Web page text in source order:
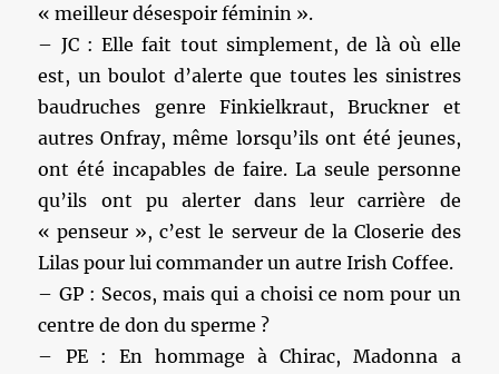
« meilleur désespoir féminin ».
– JC : Elle fait tout simplement, de là où elle
est, un boulot d’alerte que toutes les sinistres
baudruches genre Finkielkraut, Bruckner et
autres Onfray, même lorsqu’ils ont été jeunes,
ont été incapables de faire. La seule personne
qu’ils ont pu alerter dans leur carrière de
« penseur », c’est le serveur de la Closerie des
Lilas pour lui commander un autre Irish Coffee.
– GP : Secos, mais qui a choisi ce nom pour un
centre de don du sperme ?
– PE : En hommage à Chirac, Madonna a